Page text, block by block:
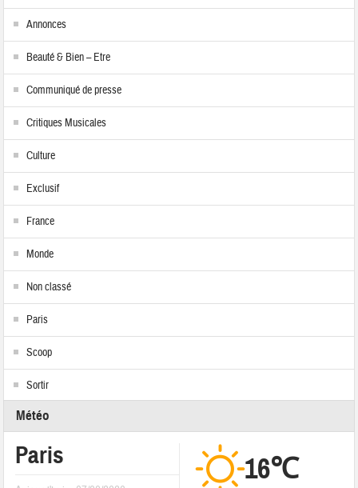
Annonces
Beauté & Bien – Etre
Communiqué de presse
Critiques Musicales
Culture
Exclusif
France
Monde
Non classé
Paris
Scoop
Sortir
Météo
Paris 16℃